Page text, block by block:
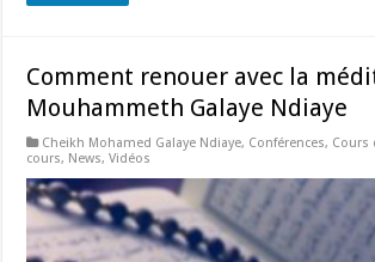
Comment renouer avec la
Mouhammeth Galaye Ndiaye
Cheikh Mohamed Galaye Ndiaye, Conférences, Cours
cours, News,Vidéos